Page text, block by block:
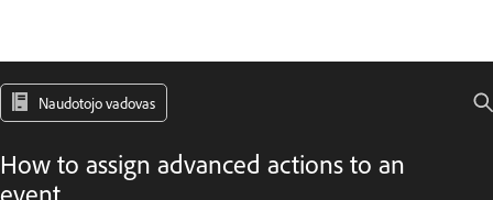
Naudotojo vadovas
How to assign advanced actions to an